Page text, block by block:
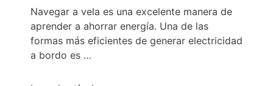
Navegar a vela es una excelente manera de
aprender a ahorrar energía. Una de las
formas más eficientes de generar electricidad
a bordo es …